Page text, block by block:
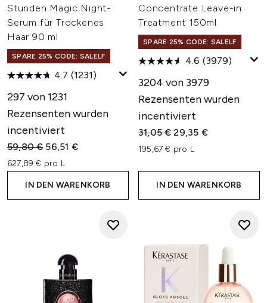
Stunden Magic Night-
Serum für Trockenes
Haar 90 ml
SPARE 25% CODE: SALELF
4.7 (1231)
297 von 1231
Rezensenten wurden
incentiviert
Unverbindliche Preisempfehlung:
59,80 € Aktueller Preis:
56,51 €
627,89 € pro L
IN DEN WARENKORB
Concentrate Leave-in
Treatment 150ml
SPARE 25% CODE: SALELF
4.6 (3979)
3204 von 3979
Rezensenten wurden
incentiviert
Unverbindliche
31,05 €Aktueller Preis:
29,35 €
195,67 € pro L
IN DEN WARENKORB